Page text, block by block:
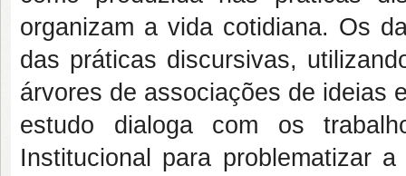
organizam a vida cotidiana. Os
das práticas discursivas,
árvores de associações de ideias
estudo dialoga com os
Institucional para problematizar